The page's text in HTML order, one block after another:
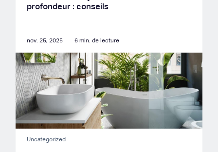
profondeur : conseils
nov. 25, 2025 6 min. de lecture
Uncategorized